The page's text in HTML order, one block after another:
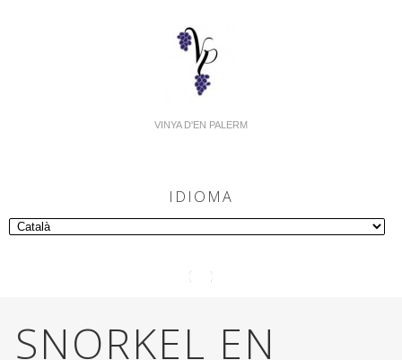
VINYA D'EN PALERM
IDIOMA
SNORKEL EN